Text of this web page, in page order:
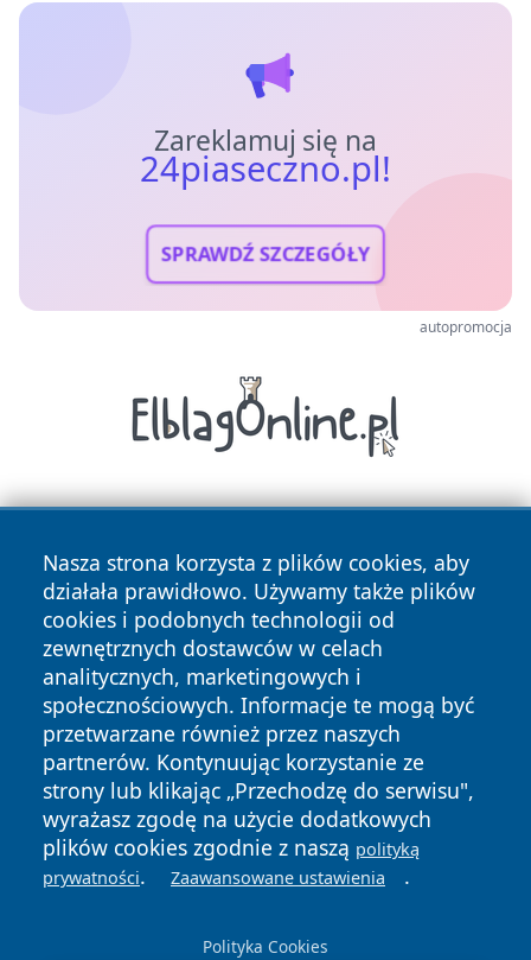
Zareklamuj się na
24piaseczno.pl!
SPRAWDŹ SZCZEGÓŁY
autopromocja
Nasza strona korzysta z plików cookies, aby
działała prawidłowo. Używamy także plików
cookies i podobnych technologii od
zewnętrznych dostawców w celach
analitycznych, marketingowych i
społecznościowych. Informacje te mogą być
przetwarzane również przez naszych
partnerów. Kontynuując korzystanie ze
strony lub klikając „Przechodzę do serwisu",
wyrażasz zgodę na użycie dodatkowych
plików cookies zgodnie z naszą polityką
prywatności. Zaawansowane ustawienia .
Polityka Cookies
Copyright © 2026 24piaseczno.pl Wszystkie prawa
zastrzeżone.
News Autorzy
Polityka
Prywatności
Polityka
Cookies